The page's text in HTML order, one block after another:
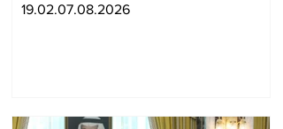
19.02.07.08.2026